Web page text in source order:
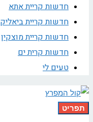
חדשות קריית אתא
חדשות קריית ביאליק
חדשות קריית מוצקין
חדשות קרית ים
טעים לי
תפריט